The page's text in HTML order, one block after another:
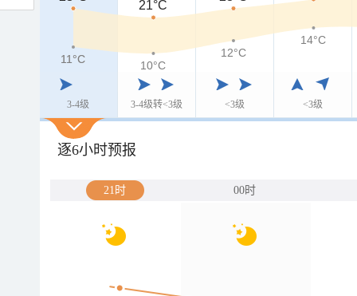
3-4级 3-4级转<3级 <3级 <3级
21°C
11°C
11°C 10°C
12°C
14°C
逐6小时预报
21时 00时